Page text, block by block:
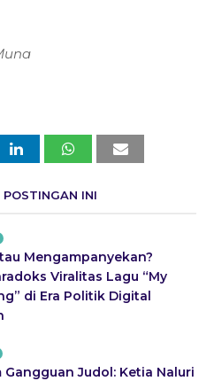
INI
Mengampanyekan?
Viralitas Lagu “My
di Era Politik Digital
Gangguan Judol: Ketia Naluri